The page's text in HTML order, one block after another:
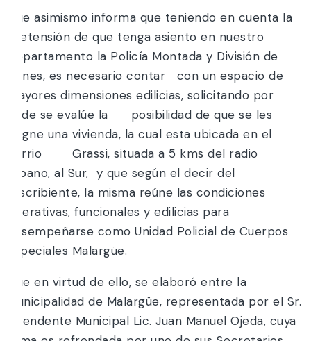
Que asimismo informa que teniendo en cuenta la
pretensión de que tenga asiento en nuestro
Departamento la Policía Montada y División de
Canes, es necesario contar con un espacio de
mayores dimensiones edilicias, solicitando por
ende se evalúe la posibilidad de que se les
asigne una vivienda, la cual esta ubicada en el
Barrio Grassi, situada a 5 kms del radio
urbano, al Sur, y que según el decir del
suscribiente, la misma reúne las condiciones
operativas, funcionales y edilicias para
desempeñarse como Unidad Policial de Cuerpos
Especiales Malargüe.
Que en virtud de ello, se elaboró entre la
Municipalidad de Malargüe, representada por el Sr.
Intendente Municipal Lic. Juan Manuel Ojeda, cuya